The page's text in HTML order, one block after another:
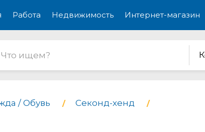
Работа Недвижимость Интернет-магазин
/ Обувь Секонд-хенд